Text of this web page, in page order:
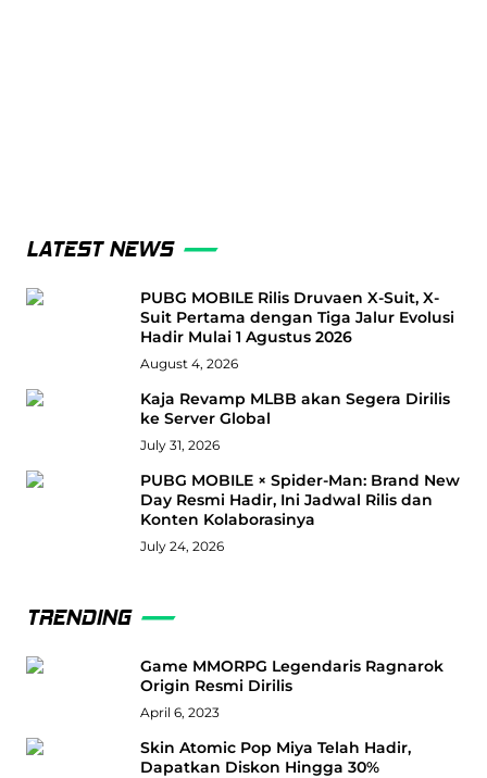
LATEST NEWS
PUBG MOBILE Rilis Druvaen X-Suit, X-
Suit Pertama dengan Tiga Jalur Evolusi
Hadir Mulai 1 Agustus 2026
August 4, 2026
Kaja Revamp MLBB akan Segera Dirilis
ke Server Global
July 31, 2026
PUBG MOBILE × Spider-Man: Brand New
Day Resmi Hadir, Ini Jadwal Rilis dan
Konten Kolaborasinya
July 24, 2026
TRENDING
Game MMORPG Legendaris Ragnarok
Origin Resmi Dirilis
April 6, 2023
Skin Atomic Pop Miya Telah Hadir,
Dapatkan Diskon Hingga 30%